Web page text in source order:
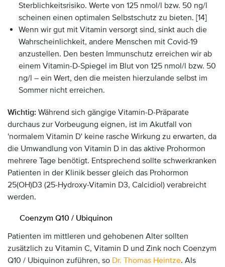
Sterblichkeitsrisiko. Werte von 125 nmol/l bzw. 50 ng/l
scheinen einen optimalen Selbstschutz zu bieten. [14]
Wenn wir gut mit Vitamin versorgt sind, sinkt auch die
Wahrscheinlichkeit, andere Menschen mit Covid-19
anzustellen. Den besten Immunschutz erreichen wir ab
einem Vitamin-D-Spiegel im Blut von 125 nmol/l bzw. 50
ng/l – ein Wert, den die meisten hierzulande selbst im
Sommer nicht erreichen.
Wichtig: Während sich gängige Vitamin-D-Präparate
durchaus zur Vorbeugung eignen, ist im Akutfall von
'normalem Vitamin D' keine rasche Wirkung zu erwarten, da
die Umwandlung von Vitamin D in das aktive Prohormon
mehrere Tage benötigt. Entsprechend sollte schwerkranken
Patienten in der Klinik besser gleich das Prohormon
25(OH)D3 (25-Hydroxy-Vitamin D3, Calcidiol) verabreicht
werden.
Coenzym Q10 / Ubiquinon
Patienten im mittleren und gehobenen Alter sollten
zusätzlich zu Vitamin C, Vitamin D und Zink noch Coenzym
Q10 / Ubiquinon zuführen, so Dr. Thomas Heintze. Als